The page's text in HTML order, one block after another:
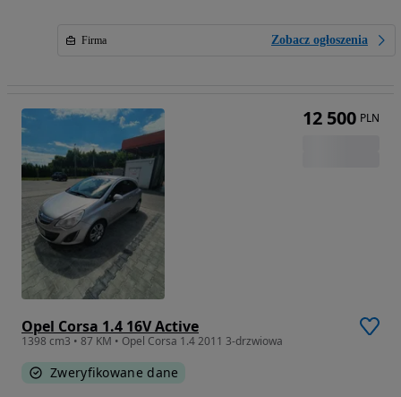
Firma Zobacz ogłoszenia
Opel Corsa 1.4 16V Active
1398 cm3 • 87 KM • Opel Corsa 1.4 2011 3-drzwiowa
Zweryfikowane dane
12 500 PLN